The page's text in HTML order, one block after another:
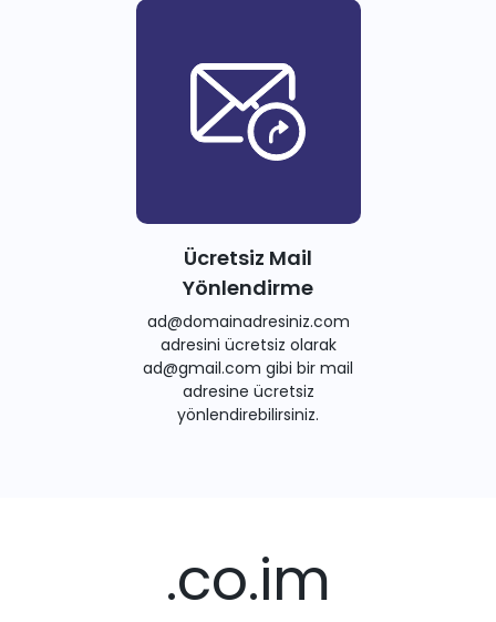
Ücretsiz Mail
Yönlendirme
ad@domainadresiniz.com
adresini ücretsiz olarak
ad@gmail.com gibi bir mail
adresine ücretsiz
yönlendirebilirsiniz.
.co.im